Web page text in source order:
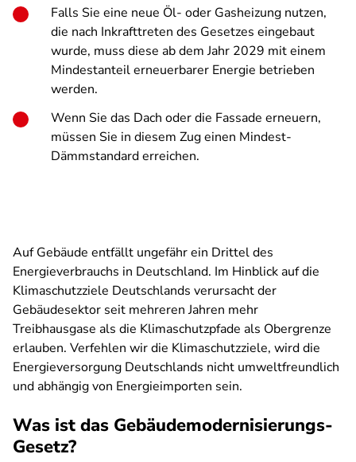
Falls Sie eine neue Öl- oder Gasheizung nutzen,
die nach Inkrafttreten des Gesetzes eingebaut
wurde, muss diese ab dem Jahr 2029 mit einem
Mindestanteil erneuerbarer Energie betrieben
werden.
Wenn Sie das Dach oder die Fassade erneuern,
müssen Sie in diesem Zug einen Mindest-
Dämmstandard erreichen.
Auf Gebäude entfällt ungefähr ein Drittel des
Energieverbrauchs in Deutschland. Im Hinblick auf die
Klimaschutzziele Deutschlands verursacht der
Gebäudesektor seit mehreren Jahren mehr
Treibhausgase als die Klimaschutzpfade als Obergrenze
erlauben. Verfehlen wir die Klimaschutzziele, wird die
Energieversorgung Deutschlands nicht umweltfreundlich
und abhängig von Energieimporten sein.
Was ist das Gebäudemodernisierungs-
Gesetz?